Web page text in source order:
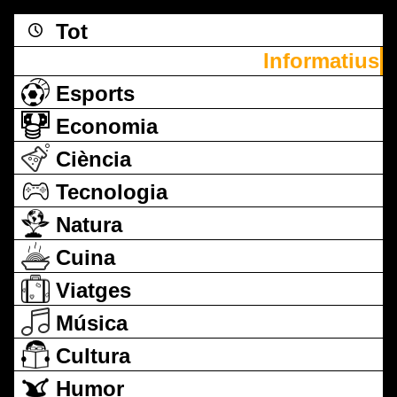
Tot
Informatius
Esports
Economia
Ciència
Tecnologia
Natura
Cuina
Viatges
Música
Cultura
Humor